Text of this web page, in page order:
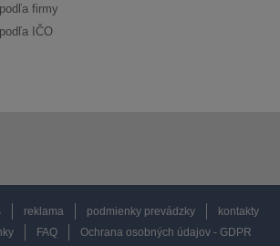
firmy
IČO
reklama podmienky prevádzky
kontakty
FAQ Ochrana osobných údajov - GDPR